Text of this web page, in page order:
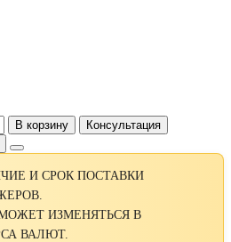
В корзину
Консультация
И СРОК ПОСТАВКИ
ИЗМЕНЯТЬСЯ В
ВАЛЮТ.